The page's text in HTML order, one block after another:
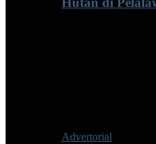
Advertorial